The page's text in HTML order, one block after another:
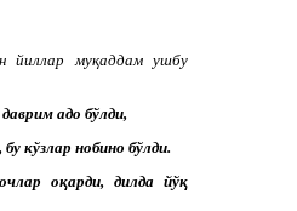
йиллар муқаддам ушбу
адо бўлди,
кўзлар нобино бўлди.
оқарди, дилда йўқ